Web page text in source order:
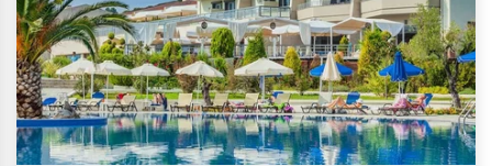
Ίος
Ιωάννινα
Κ